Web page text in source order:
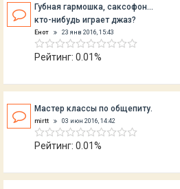
Губная гармошка, саксофон...
кто-нибудь играет джаз?
Енот 23 янв 2016, 15:43
Рейтинг: 0.01%
Мастер классы по общепиту.
mirtt 03 июн 2016, 14:42
Рейтинг: 0.01%